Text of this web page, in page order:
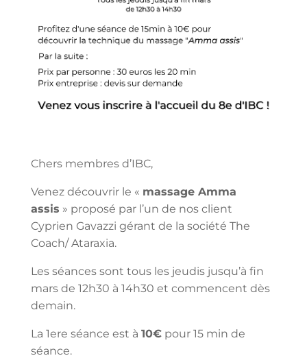
Chers membres d’IBC,
Venez découvrir le « massage Amma
assis » proposé par l’un de nos client
Cyprien Gavazzi gérant de la société The
Coach/ Ataraxia.
Les séances sont tous les jeudis jusqu’à fin
mars de 12h30 à 14h30 et commencent dès
demain.
La 1ere séance est à 10€pour 15 min de
séance.